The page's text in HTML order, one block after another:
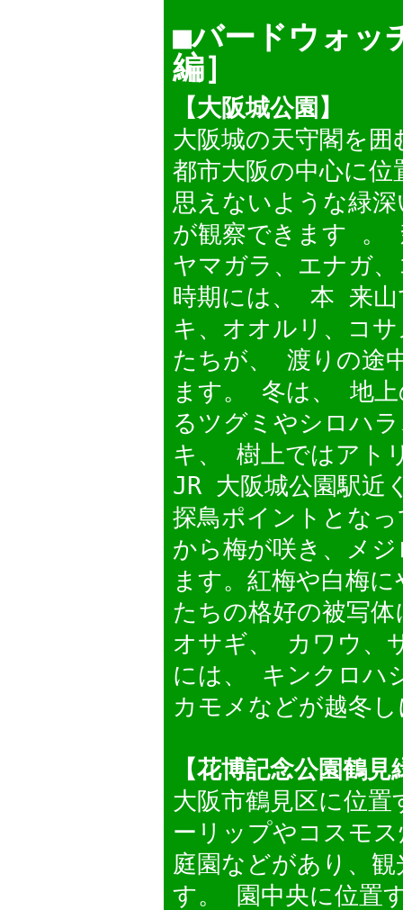
■バードウォッ
編］
【大阪城公園】
大阪城の天守閣を
都市大阪の中心に
思えないような緑
が観察できます 。
ヤマガラ、エナガ
時期には、 本 来山
キ、オオルリ、コ
たちが、 渡りの途
ます。 冬は、 地
るツグミやシロハ
キ、 樹上ではアト
JR 大阪城公園駅近
探鳥ポイントとな
から梅が咲き、メ
ます。紅梅や白梅
たちの格好の被写
オサギ、 カワウ、
には、 キンクロハ
カモメなどが越冬
【花博記念公園鶴見
大阪市鶴見区に位
ーリップやコスモ
庭園などがあり、
す。 園中央に位置